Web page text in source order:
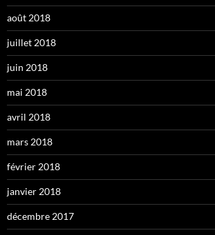
août 2018
juillet 2018
juin 2018
mai 2018
avril 2018
mars 2018
février 2018
janvier 2018
décembre 2017